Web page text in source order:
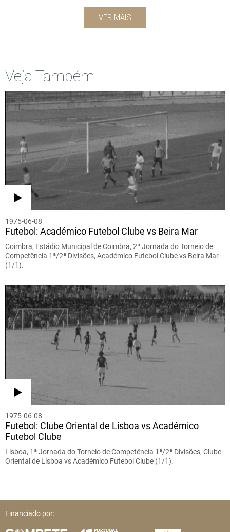
VER MAIS
Veja Também
1975-06-08
Futebol: Académico Futebol Clube vs Beira Mar
Coimbra, Estádio Municipal de Coimbra, 2ª Jornada do Torneio de
Competência 1ª/2ª Divisões, Académico Futebol Clube vs Beira Mar
(1/1).
1975-06-08
Futebol: Clube Oriental de Lisboa vs Académico
Futebol Clube
Lisboa, 1ª Jornada do Torneio de Competência 1ª/2ª Divisões, Clube
Oriental de Lisboa vs Académico Futebol Clube (1/1).
Financiado por: